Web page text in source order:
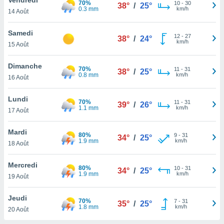
et
»,
au
vous
qu'ils
ou
le
ainsi
un
la
du
14 Août
70%
0.3 mm
38° / 25° 10- 30
km/h
Samedi
15 Août
38° / 24° 12- 27
km/h
Dimanche
16 Août
70%
0.8 mm
38° / 25° 11 - 31
km/h
Lundi
17 Août
70%
1.1 mm
39° / 26° 11 - 31
km/h
Mardi
18 Août
80%
1.9 mm
34° / 25° 9- 31
km/h
Mercredi
19 Août
80%
1.9 mm
34° / 25° 10- 31
km/h
Jeudi
20 Août
70%
1.8 mm
35° / 25° 7- 31
km/h